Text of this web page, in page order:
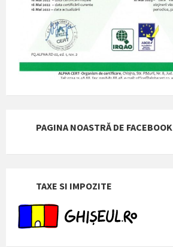
PAGINA NOASTRĂ DE FACEBOOK
TAXE SI IMPOZITE